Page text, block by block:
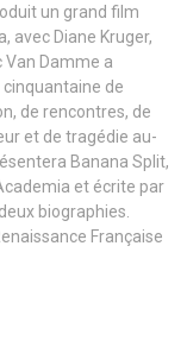
un grand film
avec Diane Kruger,
Van Damme a
de
de rencontres, de
et de tragédie au-
Banana Split,
et écrite par
biographies.
Française